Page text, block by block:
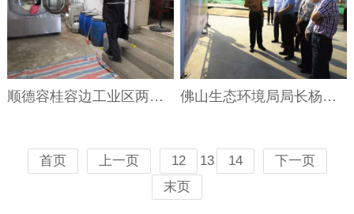
顺德容桂容边工业区两家无证酸洗五金厂被查处 佛山生态环境局局长杨永泰在南海区狮山镇开展水环境整治调研
首页 上一页 12 13 14
下一页
末页